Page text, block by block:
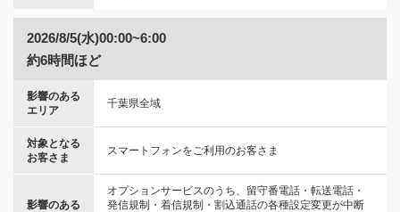
2026/8/5(水)00:00~6:00
約6時間ほど
影響のある
エリア
千葉県全域
対象となる
お客さま
スマートフォンをご利用のお客さま
影響のある
オプションサービスのうち、留守番電話・転送電話・
発信規制・着信規制・割込通話の各種設定変更が中断